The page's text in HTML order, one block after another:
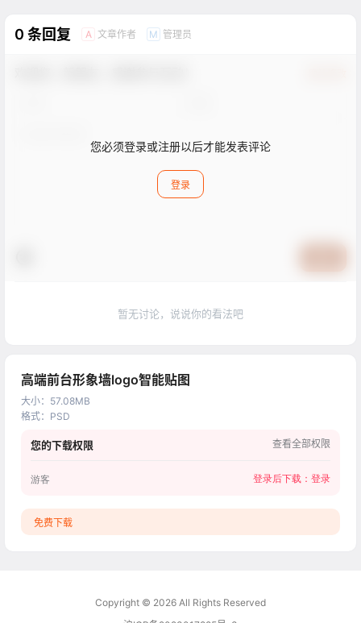
0 条回复 A 文章作者 M 管理员
您必须登录或注册以后才能发表评论
登录
暂无讨论，说说你的看法吧
高端前台形象墙logo智能贴图
大小： 57.08MB
格式： PSD
您的下载权限 查看全部权限
游客 登录后下载： 登录
免费下载
Copyright © 2026 All Rights Reserved